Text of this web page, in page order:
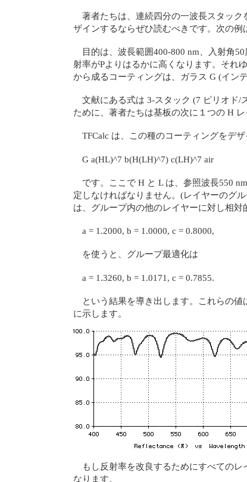
著者たちは、連続四分の一波長スタッ
ザインするならぜひ読むべきです。次の例
目的は、波長範囲400-800 nm、入射角
射率がPよりはるかに高くなります。それ
から成るコーティングは、ガラス G (イン
文献にある式は 3-スタック (7 ピリオド/
ために、著者たちは基板の次に１つの H
TFCalc は、この種のコーティングをデ
G a(HL)^7 b(H(LH)^7) c(LH)^7 air
です。ここで H と L は、参照波長550
定しなければなりません。(レイヤーのグ
は、グループ内の他のレイヤーに対し相
a = 1.2000, b = 1.0000, c = 0.8000,
を使うと、グループ最適化は
a = 1.3260, b = 1.0171, c = 0.7855.
という結果を導き出します。これらの
に示します。
もし反射率を改良するためにすべての
なります。